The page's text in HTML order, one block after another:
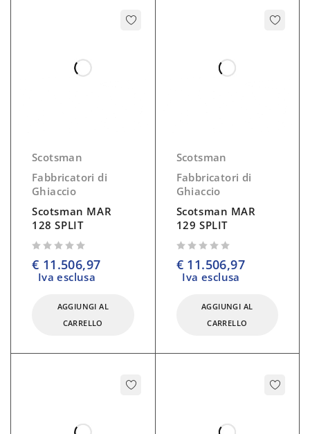
Scotsman
Fabbricatori di
Ghiaccio
Scotsman MAR
128 SPLIT
€ 11.506,97
Iva esclusa
AGGIUNGI AL
CARRELLO
Scotsman
Fabbricatori di
Ghiaccio
Scotsman MAR
129 SPLIT
€11.506,97
Iva esclusa
AGGIUNGI AL
CARRELLO